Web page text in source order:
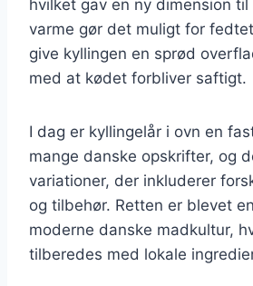
hvilket gav en ny dimension
varme gør det muligt for
give kyllingen en sprød
med at kødet forbliver saftigt.
I dag er kyllingelår i ovn en
mange danske opskrifter, og
variationer, der inkluderer
og tilbehør. Retten er blevet
moderne danske madkultur,
tilberedes med lokale